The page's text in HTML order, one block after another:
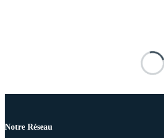
Notre Réseau